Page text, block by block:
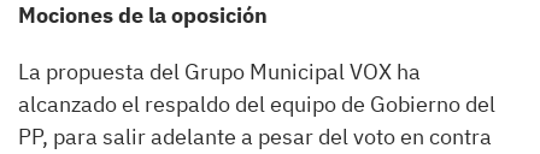
Mociones de la oposición
La propuesta del Grupo Municipal VOX ha
alcanzado el respaldo del equipo de Gobierno del
PP, para salir adelante a pesar del voto en contra